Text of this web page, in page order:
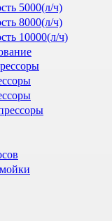
5000(л/ч)
8000(л/ч)
10000(л/ч)